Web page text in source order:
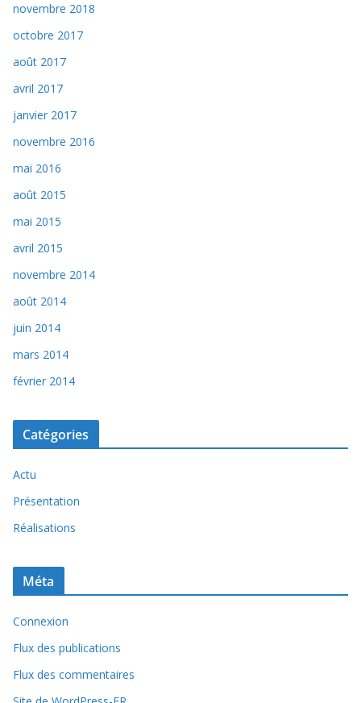
novembre 2018
octobre 2017
août 2017
avril 2017
janvier 2017
novembre 2016
mai 2016
août 2015
mai 2015
avril 2015
novembre 2014
août 2014
juin 2014
mars 2014
février 2014
Catégories
Actu
Présentation
Réalisations
Méta
Connexion
Flux des publications
Flux des commentaires